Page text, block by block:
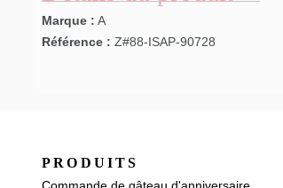
Marque : A
Référence : Z#88-ISAP-90728
PRODUITS